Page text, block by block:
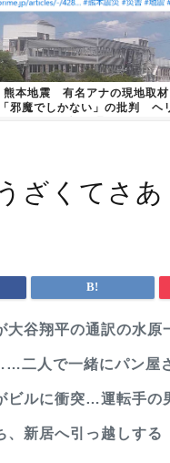
熊本地震 有名アナの現地取材
「邪魔でしかない」の批判 ヘ
ざくてさ
大谷翔平の通訳の水
二人で一緒にパン屋
ビルに衝突…運転手
、新居へ引っ越しする